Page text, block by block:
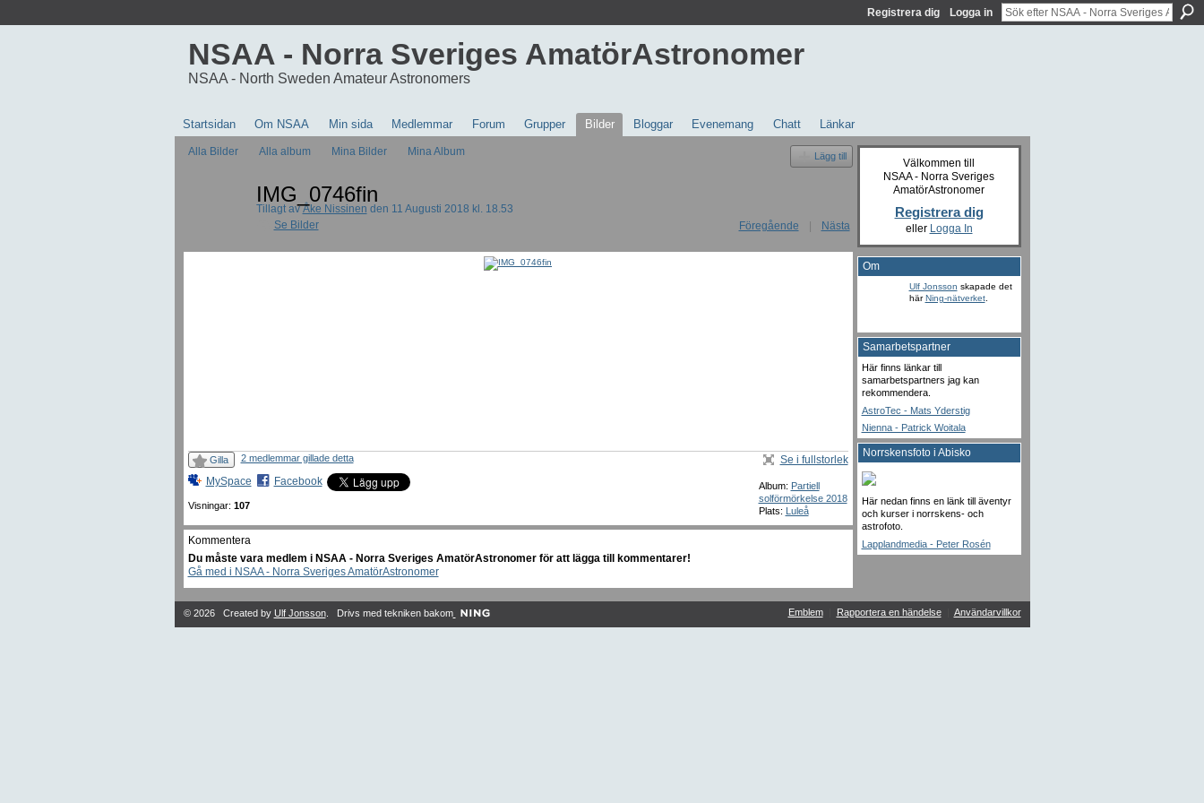
Registrera dig Logga in
NSAA - Norra Sveriges AmatörAstronomer
NSAA - North Sweden Amateur Astronomers
Startsidan Om NSAA Min sida Medlemmar Forum Grupper Bilder Bloggar Evenemang Chatt Länkar
Alla Bilder Alla album Mina Bilder Mina Album Lägg till
IMG_0746fin
Tillagt avÅke Nissinen den 11 Augusti 2018 kl. 18.53
Se Bilder
Föregående | Nästa
Gilla 2 medlemmar gillade detta
MySpace Facebook
Visningar: 107
Se i fullstorlek
Album: Partiell
solförmörkelse 2018
Plats: Luleå
Kommentera
Du måste vara medlem i NSAA - Norra Sveriges AmatörAstronomer för att lägga till kommentarer!
Gå med i NSAA - Norra Sveriges AmatörAstronomer
Välkommen till
NSAA - Norra Sveriges
AmatörAstronomer
Registrera dig
eller Logga In
Om
Ulf Jonsson skapade det
härNing-nätverket.
Samarbetspartner
Här finns länkar till
samarbetspartners jag kan
rekommendera.
AstroTec - Mats Yderstig
Nienna - Patrick Woitala
Norrskensfoto i Abisko
Här nedan finns en länk till äventyr
och kurser i norrskens- och
astrofoto.
Lapplandmedia - Peter Rosén
© 2026 Created by Ulf Jonsson. Drivs med tekniken bakom Emblem| Rapportera en händelse| Användarvillkor